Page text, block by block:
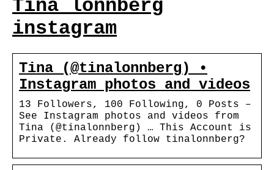
Tina lönnberg
instagram
Tina (@tinalonnberg) •
Instagram photos and videos
13 Followers, 100 Following, 0 Posts –
See Instagram photos and videos from
Tina (@tinalonnberg) … This Account is
Private. Already follow tinalonnberg?